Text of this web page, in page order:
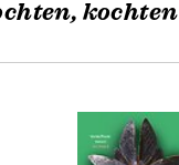
kochten